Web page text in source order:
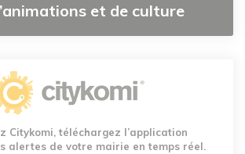
et de culture
Citykomi, téléchargez l’application
alertes de votre mairie en temps réel.